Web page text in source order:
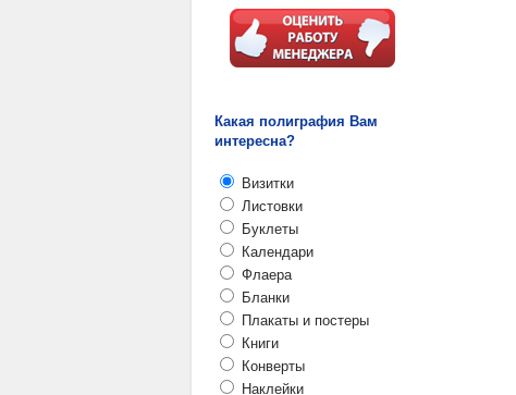
Какая полиграфия Вам
интересна?
Визитки
Листовки
Буклеты
Календари
Флаера
Бланки
Плакаты и постеры
Книги
Конверты
Наклейки